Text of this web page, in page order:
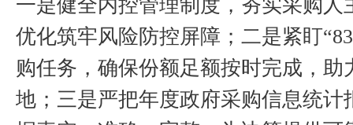
一是健全内控管理制度，夯实采购人
优化筑牢风险防控屏障；二是紧盯
购任务，确保份额足额按时完成，助
地；三是严把年度政府采购信息统计